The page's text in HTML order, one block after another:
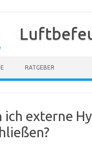
RATGEBER
ich externe